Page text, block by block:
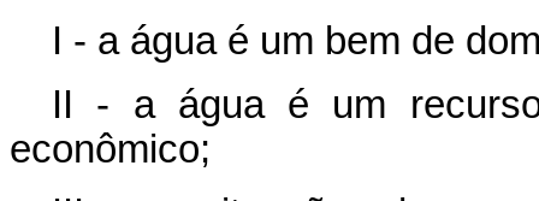
I - a água é um bem de
II - a água é um
econômico;